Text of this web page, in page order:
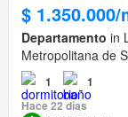
$ 1.350.000/
Departamento in
Metropolitana de
1
1
Hace 22 días